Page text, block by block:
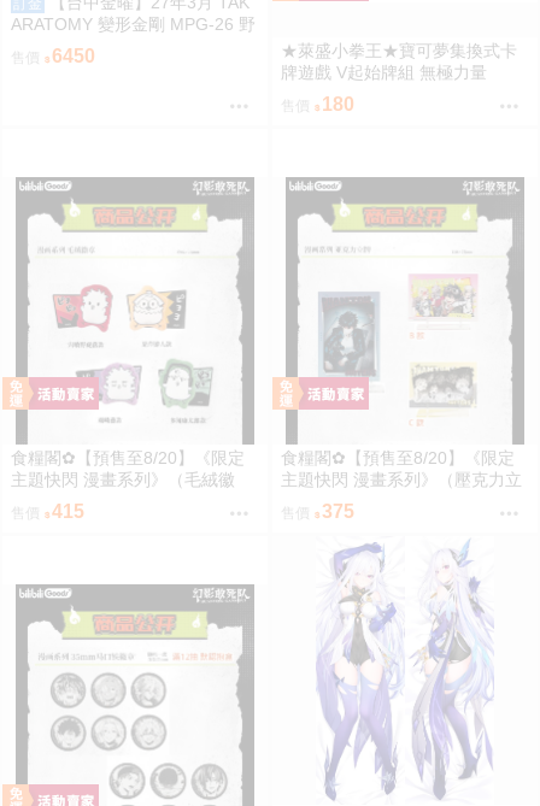
ARATOMY 變形金剛 MPG-26 野
獸戰爭 掠奪金剛 黑化 犀牛 0828
6450
★萊盛小拳王★寶可夢集換式卡
牌遊戲 V起始牌組 無極力量
180
食糧閣✿【預售至8/20】《限定
主題快閃 漫畫系列》（毛絨徽
章）惡靈剋星／幻影敢死隊／主
題快閃／宍喰野虎落／是岸遊人
售價 415
食糧閣✿【預售至8/20】《限定
主題快閃 漫畫系列》（壓克力立
牌）惡靈剋星／幻影敢死隊／主
題快閃／宍喰野虎落／是岸遊人
／觀崎薰／多聞康太郎／壹宮昊
售價 375